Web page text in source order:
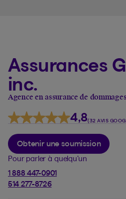
Assurances
inc.
Agence en assurance de
4,8(32 AVIS
Pour parler à quelqu’un
1 888 447-0901
514 277-8726
Obtenir une soumission